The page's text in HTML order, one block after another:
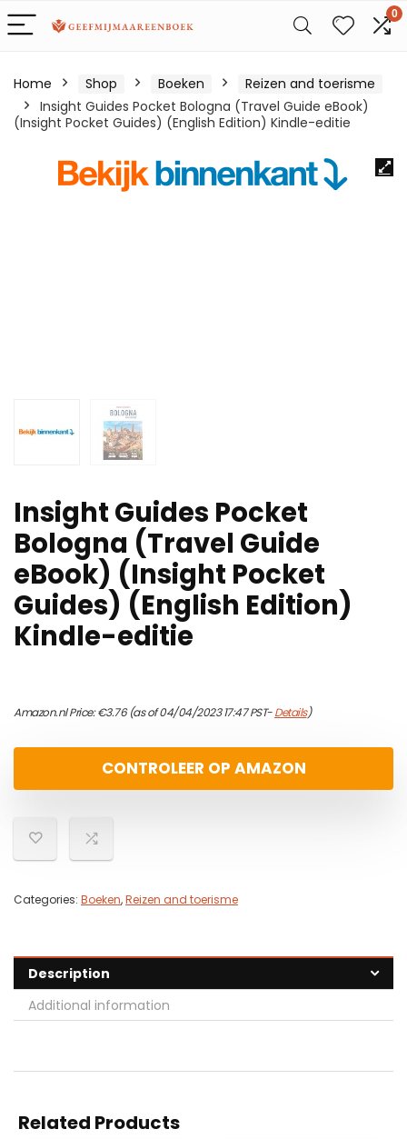
0
Home Shop Boeken
Reizen and toerisme
Insight Guides Pocket Bologna (Travel Guide eBook)
(Insight Pocket Guides) (English Edition) Kindle-editie
Insight Guides Pocket
Bologna (Travel Guide
eBook) (Insight Pocket
Guides) (English Edition)
Kindle-editie
Amazon.nl Price:€3.76(as of 04/04/2023 17:47 PST-Details)
CONTROLEER OP AMAZON
Categories: Boeken,Reizen and toerisme
Description
Additional information
Related Products